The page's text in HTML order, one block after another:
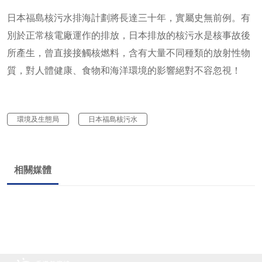
日本福島核污水排海計劃將長達三十年，實屬史無前例。有
別於正常核電廠運作的排放，日本排放的核污水是核事故後
所產生，曾直接接觸核燃料，含有大量不同種類的放射性物
質，對人體健康、食物和海洋環境的影響絕對不容忽視！
環境及生態局 日本福島核污水
相關媒體